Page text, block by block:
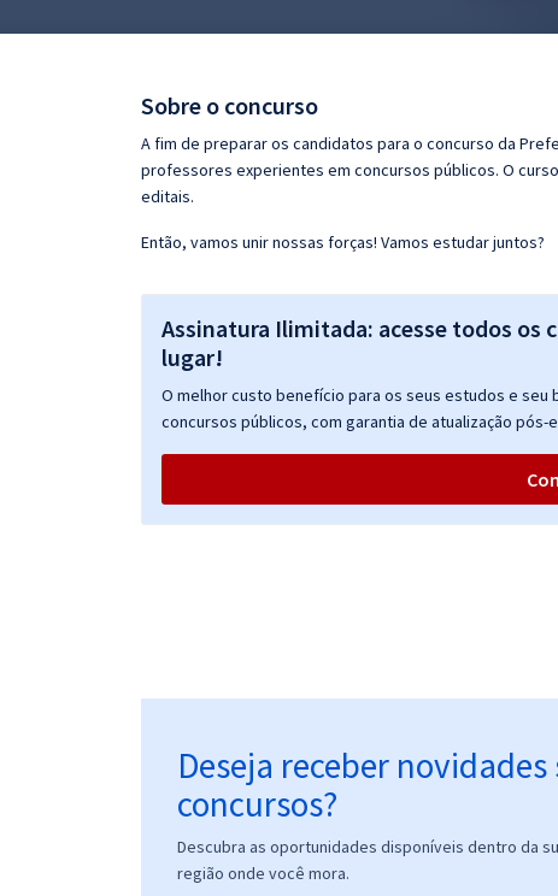
Questões grátis
Conteúdo gratuito
Sobre o concurso
A fim de preparar os candidatos para o concurso da
professores experientes em concursos públicos. O
editais.
Então, vamos unir nossas forças! Vamos estudar juntos?
Assinatura Ilimitada: acesse todos os
lugar!
O melhor custo benefício para os seus estudos e seu
concursos públicos, com garantia de atualização pós-
Deseja receber novidades
concursos?
Descubra as oportunidades disponíveis dentro da
região onde você mora.